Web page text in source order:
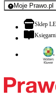
Moje Prawo.pl
-
Sklep